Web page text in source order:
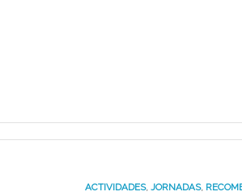
ACTIVIDADES,JORNADAS,